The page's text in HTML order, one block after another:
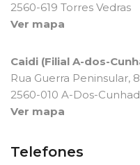
2560-619 Torres Vedras
Ver mapa
Caidi (Filial A-dos-
Rua Guerra Peninsular,
2560-010 A-Dos-
Ver mapa
Telefones